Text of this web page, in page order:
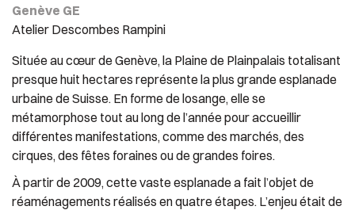
Genève GE
Atelier Descombes Rampini
Située au cœur de Genève, la Plaine de Plainpalais totalisant
presque huit hectares représente la plus grande esplanade
urbaine de Suisse. En forme de losange, elle se
métamorphose tout au long de l’année pour accueillir
différentes manifestations, comme des marchés, des
cirques, des fêtes foraines ou de grandes foires.
À partir de 2009, cette vaste esplanade a fait l’objet de
réaménagements réalisés en quatre étapes. L’enjeu était de